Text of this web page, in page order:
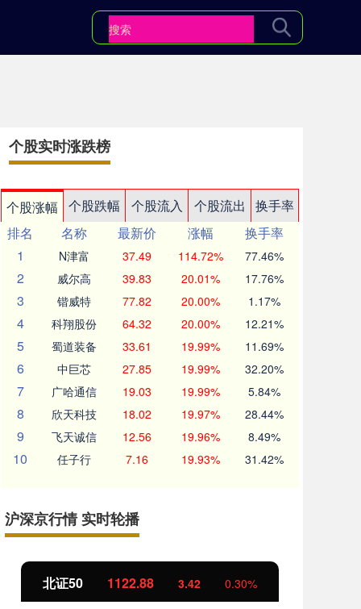
个股实时涨跌榜
个股涨幅 个股跌幅 个股流入 个股流出
换手率
排名
名称 最新价 涨幅
换手率
1
N津富 37.49 114.72% 77.46%
2 威尔高 39.83 20.01% 17.76%
3 锴威特 77.82 20.00% 1.17%
4 科翔股份 64.32 20.00% 12.21%
5 蜀道装备 33.61 19.99% 11.69%
6 中巨芯 27.85 19.99% 32.20%
7 广哈通信 19.03 19.99% 5.84%
8 欣天科技 18.02 19.97% 28.44%
9 飞天诚信 12.56 19.96% 8.49%
10 任子行 7.16 19.93% 31.42%
沪深京行情 实时轮播
北证50 1122.88 3.42 0.30%